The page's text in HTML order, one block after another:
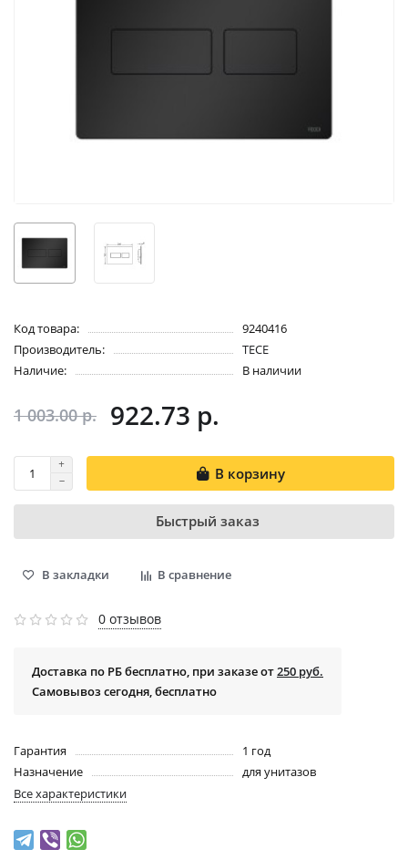
Код товара:
9240416
Производитель:
TECE
Наличие:
В наличии
1 003.00 р. 922.73 р.
В корзину
Быстрый заказ
В закладки В сравнение
0 отзывов
Доставка по РБ бесплатно, при заказе от250 руб.
Самовывоз сегодня, бесплатно
Гарантия
1 год
Назначение
для унитазов
Все характеристики